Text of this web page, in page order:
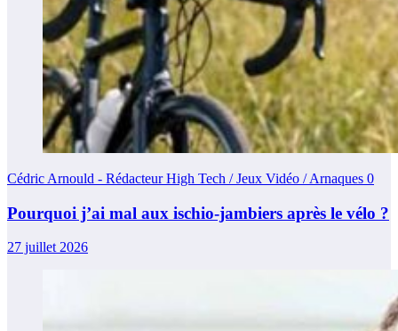
Cédric Arnould - Rédacteur High Tech / Jeux Vidéo / Arnaques 0
Pourquoi j’ai mal aux ischio-jambiers après le vélo ?
27 juillet 2026